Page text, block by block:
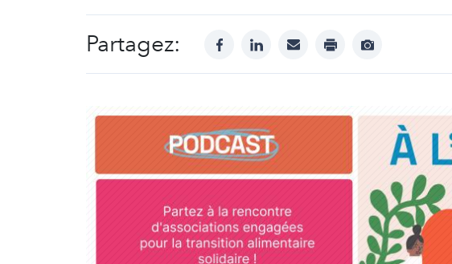
Partagez: facebooklinkedinmail print
Afficher